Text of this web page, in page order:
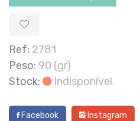
Ref: 2781
Peso: 90 (gr)
Stock:
Indisponível.
Facebook Instagram